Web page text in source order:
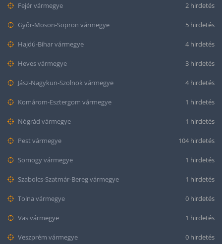
Fejér vármegye 2 hirdetés
Győr-Moson-Sopron vármegye 5 hirdetés
Hajdú-Bihar vármegye 4 hirdetés
Heves vármegye 3 hirdetés
Jász-Nagykun-Szolnok vármegye 4 hirdetés
Komárom-Esztergom vármegye 1 hirdetés
Nógrád vármegye 1 hirdetés
Pest vármegye 104 hirdetés
Somogy vármegye 1 hirdetés
Szabolcs-Szatmár-Bereg vármegye 1 hirdetés
Tolna vármegye 0 hirdetés
Vas vármegye 1 hirdetés
Veszprém vármegye 0 hirdetés